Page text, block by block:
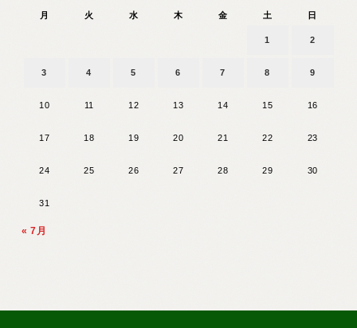
月 火 水 木 金 土 日
1 2
3 4 5 6 7 8 9
10 11 12 13 14 15 16
17 18 19 20 21 22 23
24 25 26 27 28 29 30
31
« 7月